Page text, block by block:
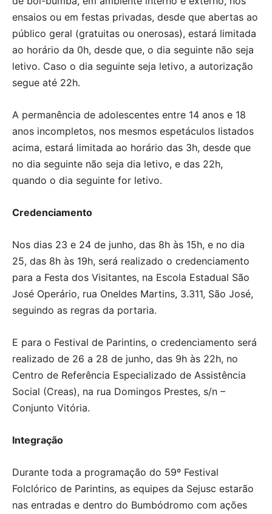
ensaios ou em festas privadas, desde que abertas ao
público geral (gratuitas ou onerosas), estará limitada
ao horário da 0h, desde que, o dia seguinte não seja
letivo. Caso o dia seguinte seja letivo, a autorização
segue até 22h.
A permanência de adolescentes entre 14 anos e 18
anos incompletos, nos mesmos espetáculos listados
acima, estará limitada ao horário das 3h, desde que
no dia seguinte não seja dia letivo, e das 22h,
quando o dia seguinte for letivo.
Credenciamento
Nos dias 23 e 24 de junho, das 8h às 15h, e no dia
25, das 8h às 19h, será realizado o credenciamento
para a Festa dos Visitantes, na Escola Estadual São
José Operário, rua Oneldes Martins, 3.311, São José,
seguindo as regras da portaria.
E para o Festival de Parintins, o credenciamento será
realizado de 26 a 28 de junho, das 9h às 22h, no
Centro de Referência Especializado de Assistência
Social (Creas), na rua Domingos Prestes, s/n –
Conjunto Vitória.
Integração
Durante toda a programação do 59º Festival
Folclórico de Parintins, as equipes da Sejusc estarão
nas entradas e dentro do Bumbódromo com ações